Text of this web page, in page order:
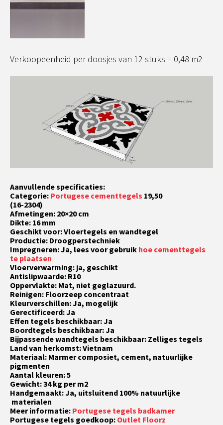
Verkoopeenheid per doosjes van 12 stuks = 0,48 m2
Aanvullende specificaties:
Categorie: Portugese cementtegels 19,50
(16-2304)
Afmetingen: 20×20 cm
Dikte: 16 mm
Geschikt voor: Vloertegels en wandtegel
Productie: Droogperstechniek
Impregneren: Ja, lees voor gebruik hoe cementtegels
te plaatsen
Vloerverwarming: ja, geschikt
Antislipwaarde: R10
Oppervlakte: Mat, niet geglazuurd.
Reinigen: Floorzeep concentraat
Kleurverschillen: Ja, mogelijk
Gerectificeerd: Ja
Effen tegels beschikbaar: Ja
Boordtegels beschikbaar: Ja
Bijpassende wandtegels beschikbaar: Zelliges tegels
Land van herkomst: Vietnam
Materiaal: Marmer composiet, cement, natuurlijke
pigmenten
Aantal kleuren: 5
Gewicht: 34 kg per m2
Handgemaakt: Ja, uitsluitend 100% natuurlijke
materialen
Meer informatie: Portugese tegels badkamer
Portugese tegels goedkoop: Outlet Floorz